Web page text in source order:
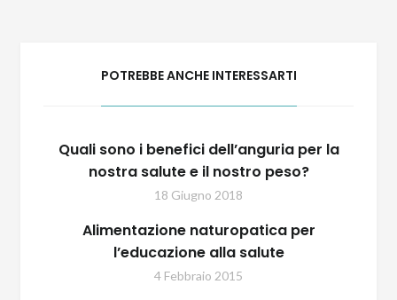
POTREBBE ANCHE INTERESSARTI
Quali sono i benefici dell’anguria per la
nostra salute e il nostro peso?
18 Giugno 2018
Alimentazione naturopatica per
l’educazione alla salute
4 Febbraio 2015